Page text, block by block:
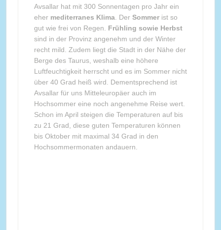
Avsallar hat mit 300 Sonnentagen pro Jahr ein
eher mediterranes Klima. Der Sommerist so
gut wie frei von Regen. Frühling sowie Herbst
sind in der Provinz angenehm und der Winter
recht mild. Zudem liegt die Stadt in der Nähe der
Berge des Taurus, weshalb eine höhere
Luftfeuchtigkeit herrscht und es im Sommer nicht
über 40 Grad heiß wird. Dementsprechend ist
Avsallar für uns Mitteleuropäer auch im
Hochsommer eine noch angenehme Reise wert.
Schon im April steigen die Temperaturen auf bis
zu 21 Grad, diese guten Temperaturen können
bis Oktober mit maximal 34 Grad in den
Hochsommermonaten andauern.